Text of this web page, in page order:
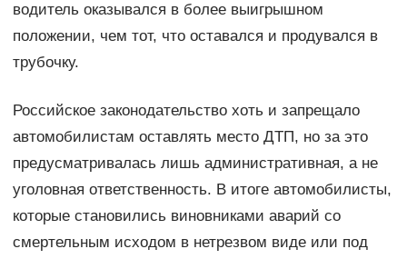
водитель оказывался в более выигрышном
положении, чем тот, что оставался и продувался в
трубочку.
Российское законодательство хоть и запрещало
автомобилистам оставлять место ДТП, но за это
предусматривалась лишь административная, а не
уголовная ответственность. В итоге автомобилисты,
которые становились виновниками аварий со
смертельным исходом в нетрезвом виде или под